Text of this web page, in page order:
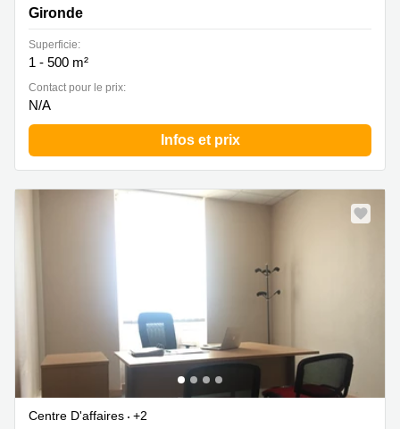
Gironde
Superficie:
1 - 500 m²
Contact pour le prix:
N/A
Infos et prix
Centre D'affaires
+2